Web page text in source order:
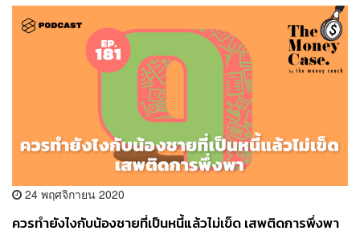
24 พฤศจิกายน 2020
ควรทำยังไงกับน้องชายที่เป็นหนี้แล้วไม่เข็ด เสพติดการพึ่งพา